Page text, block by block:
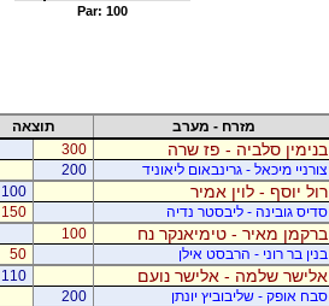
Par: 100
מזרח - מערב תוצאה
בנימין סלביה - פז שרה 300
צורניי מיכאל - גרינבאום ליאוניד
200
רול יוסף - לוין אמיר 100
סדיס גובינה - ליבסטר נדיה
150
ברקמן מאיר - טימיאנקר נח 100
בנין בר רוני - הרבסט אילן
50
אלישר שלמה - אלישר נועם 110
סבח אופק - שליבוביץ יונתן
200